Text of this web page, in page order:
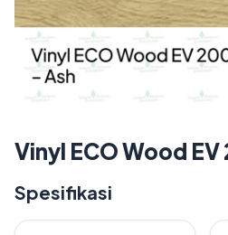
Vinyl ECO Wood EV
Spesifikasi